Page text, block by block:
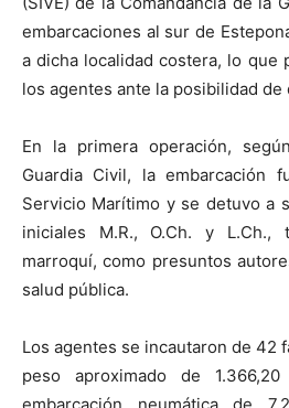
embarcaciones al sur de
a dicha localidad costera, lo que
los agentes ante la posibilidad
En la primera operación,
Guardia Civil, la embarcación
Servicio Marítimo y se detuvo a
iniciales M.R., O.Ch. y L.Ch.,
marroquí, como presuntos
salud pública.
Los agentes se incautaron de 42
peso aproximado de